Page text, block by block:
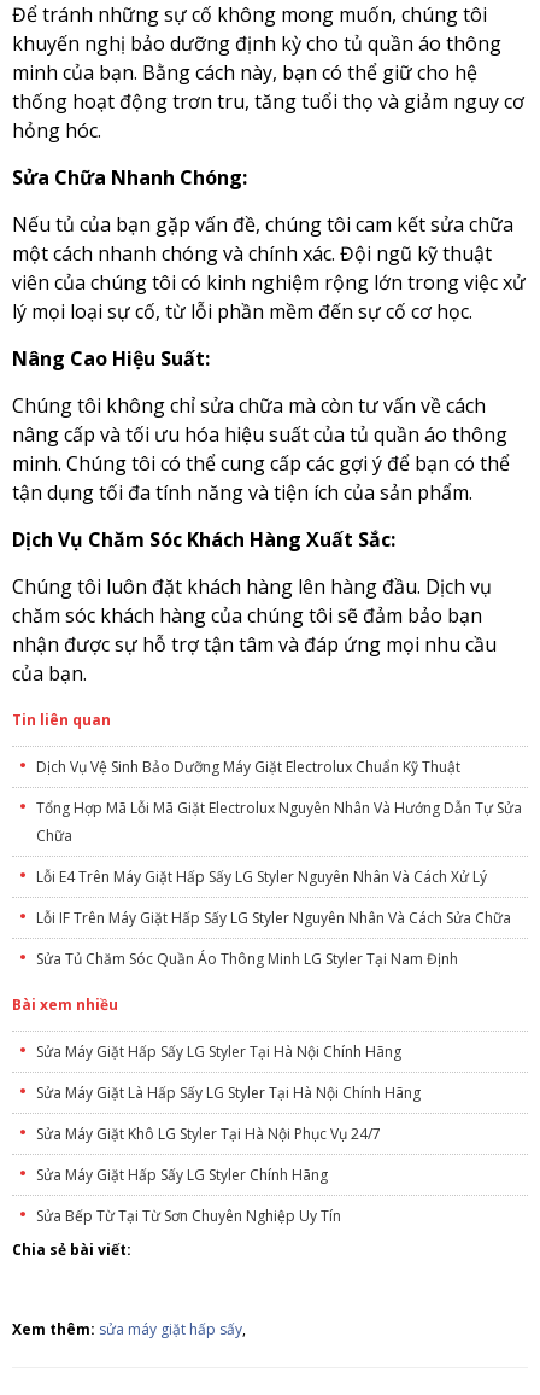
Để tránh những sự cố không mong muốn, chúng tôi
khuyến nghị bảo dưỡng định kỳ cho tủ quần áo thông
minh của bạn. Bằng cách này, bạn có thể giữ cho hệ
thống hoạt động trơn tru, tăng tuổi thọ và giảm nguy cơ
hỏng hóc.
Sửa Chữa Nhanh Chóng:
Nếu tủ của bạn gặp vấn đề, chúng tôi cam kết sửa chữa
một cách nhanh chóng và chính xác. Đội ngũ kỹ thuật
viên của chúng tôi có kinh nghiệm rộng lớn trong việc xử
lý mọi loại sự cố, từ lỗi phần mềm đến sự cố cơ học.
Nâng Cao Hiệu Suất:
Chúng tôi không chỉ sửa chữa mà còn tư vấn về cách
nâng cấp và tối ưu hóa hiệu suất của tủ quần áo thông
minh. Chúng tôi có thể cung cấp các gợi ý để bạn có thể
tận dụng tối đa tính năng và tiện ích của sản phẩm.
Dịch Vụ Chăm Sóc Khách Hàng Xuất Sắc:
Chúng tôi luôn đặt khách hàng lên hàng đầu. Dịch vụ
chăm sóc khách hàng của chúng tôi sẽ đảm bảo bạn
nhận được sự hỗ trợ tận tâm và đáp ứng mọi nhu cầu
của bạn.
Tin liên quan
Dịch Vụ Vệ Sinh Bảo Dưỡng Máy Giặt Electrolux Chuẩn Kỹ Thuật
Tổng Hợp Mã Lỗi Mã Giặt Electrolux Nguyên Nhân Và Hướng Dẫn Tự Sửa
Chữa
Lỗi E4 Trên Máy Giặt Hấp Sấy LG Styler Nguyên Nhân Và Cách Xử Lý
Lỗi IF Trên Máy Giặt Hấp Sấy LG Styler Nguyên Nhân Và Cách Sửa Chữa
Sửa Tủ Chăm Sóc Quần Áo Thông Minh LG Styler Tại Nam Định
Bài xem nhiều
Sửa Máy Giặt Hấp Sấy LG Styler Tại Hà Nội Chính Hãng
Sửa Máy Giặt Là Hấp Sấy LG Styler Tại Hà Nội Chính Hãng
Sửa Máy Giặt Khô LG Styler Tại Hà Nội Phục Vụ 24/7
Sửa Máy Giặt Hấp Sấy LG Styler Chính Hãng
Sửa Bếp Từ Tại Từ Sơn Chuyên Nghiệp Uy Tín
Chia sẻ bài viết:
Xem thêm: sửa máy giặt hấp sấy,